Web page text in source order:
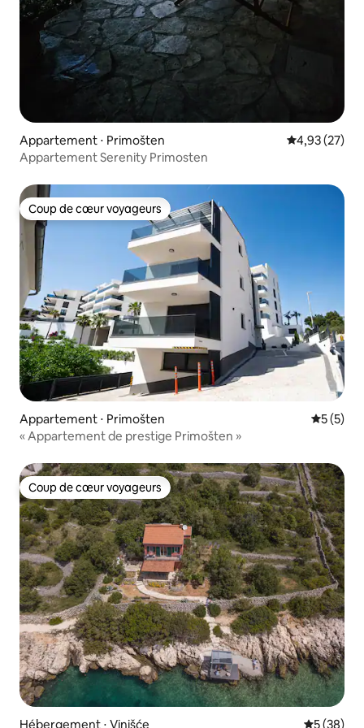
Appartement ⋅ Primošten Évaluation
4,93 (27)
Appartement Serenity Primosten
Coup de cœur voyageurs
Coup de cœur voyageurs
Appartement ⋅ Primošten
5 (5)
« Appartement de prestige Primošten »
Coup de cœur voyageurs
Coup de cœur voyageurs
Hébergement ⋅ Vinišće 5 (38)